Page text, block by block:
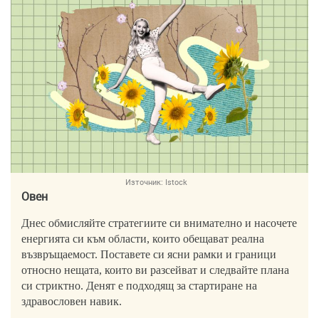
Източник: Istock
Овен
Днес обмисляйте стратегиите си внимателно и насочете
енергията си към области, които обещават реална
възвръщаемост. Поставете си ясни рамки и граници
относно нещата, които ви разсейват и следвайте плана
си стриктно. Денят е подходящ за стартиране на
здравословен навик.